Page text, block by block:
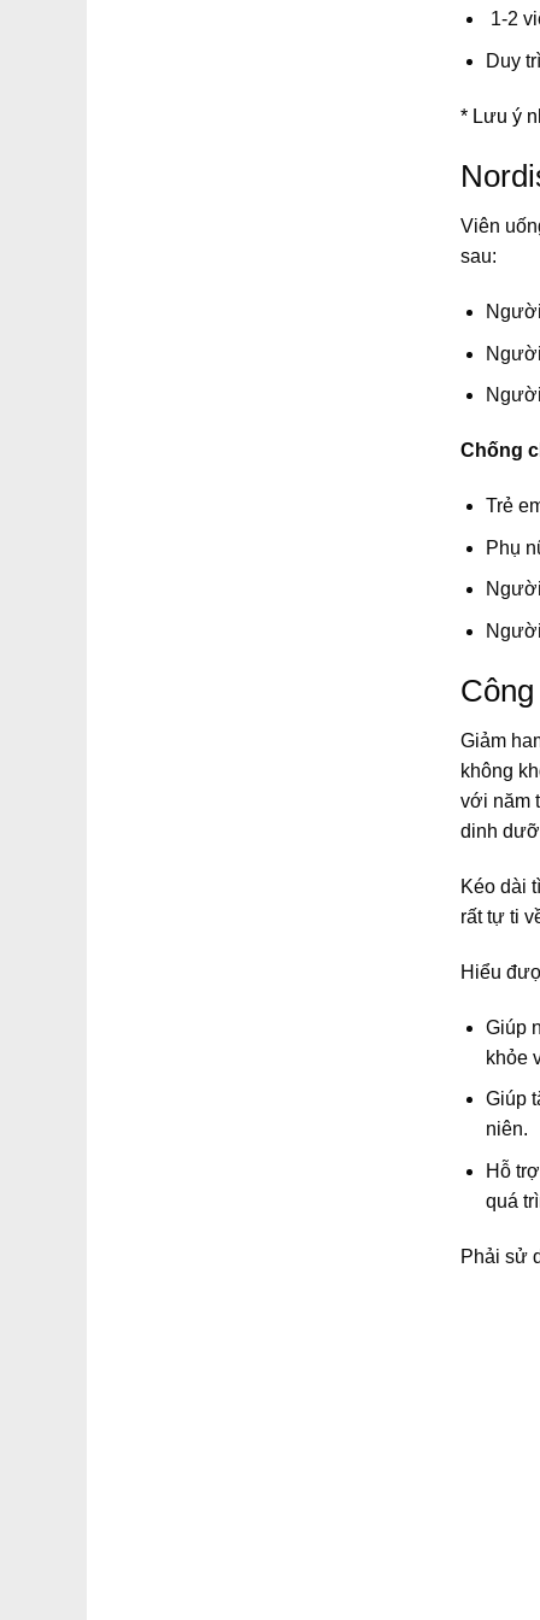
1-2
Duy
* Lưu ý
Viên
sau:
Chống
Trẻ
Phụ
Giảm
không
với năm
dinh
Kéo dài
rất tự ti
Hiểu
Giúp
khỏe
Giúp
niên.
Hỗ
quá
Phải sử